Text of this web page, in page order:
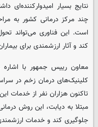
نتایج بسیار امیدوارکننده‌ای
چند مرکز درمانی کشور به
است. این فناوری می‌تواند
کند و آثار ارزشمندی برای
معاون رییس جمهور با
کلینیک‌های درمان زخم در
تاکنون هزاران نفر از خدمات
مبتلا به دیابت، این روش
جلوگیری کند و خدمات